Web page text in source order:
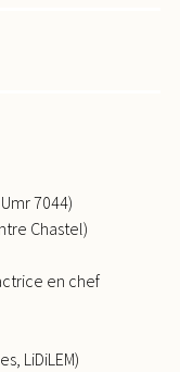
7044)
Chastel)
en chef
LiDiLEM)